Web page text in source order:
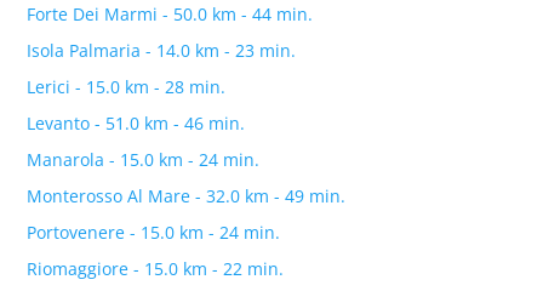
Forte Dei Marmi - 50.0 km - 44 min.
Isola Palmaria - 14.0 km - 23 min.
Lerici - 15.0 km - 28 min.
Levanto - 51.0 km - 46 min.
Manarola - 15.0 km - 24 min.
Monterosso Al Mare - 32.0 km - 49 min.
Portovenere - 15.0 km - 24 min.
Riomaggiore - 15.0 km - 22 min.